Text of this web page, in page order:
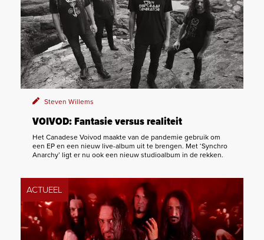
Steven Willems
VOIVOD: Fantasie versus realiteit
Het Canadese Voivod maakte van de pandemie gebruik om
een EP en een nieuw live-album uit te brengen. Met ‘Synchro
Anarchy’ ligt er nu ook een nieuw studioalbum in de rekken.
ACTUEEL